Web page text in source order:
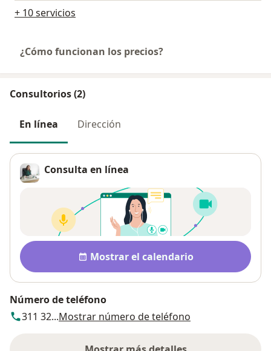
+ 10 servicios
¿Cómo funcionan los precios?
Consultorios (2)
En línea Dirección
Consulta en línea
Disponibilidad
Mostrar el calendario
Número de teléfono
311 32...Mostrar número de teléfono